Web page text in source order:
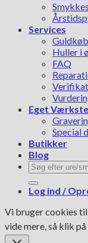
Services
Guldkøb
Huller i
FAQ
Eget
Special
Butikker
Blog
Søg
efter:
Log ind /
Vi bruger cookies
vide mere, så klik